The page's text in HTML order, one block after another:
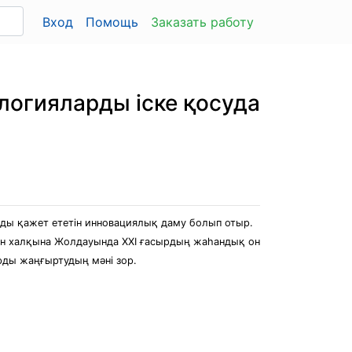
Вход Помощь Заказать работу
іске қосуда
қажет ететін инновациялық даму болып отыр.
халқына Жолдауында ХХІ ғасырдың жаһандық он
жаңғыртудың мәні зор.